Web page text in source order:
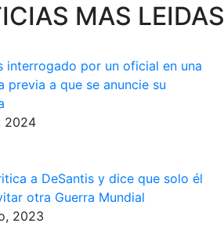
MAS LEIDAS
interrogado por un oficial en una
previa a que se anuncie su
2024
a DeSantis y dice que solo él
otra Guerra Mundial
2023